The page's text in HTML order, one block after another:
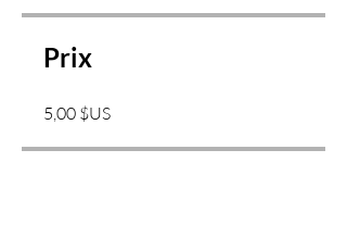
Prix
5,00 $US